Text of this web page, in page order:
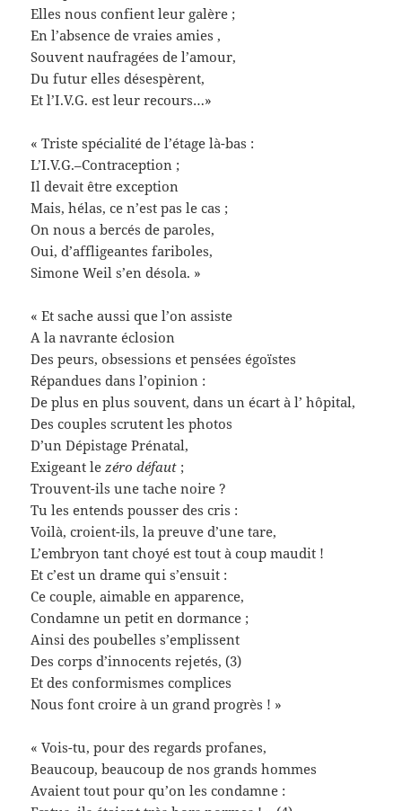
Elles nous confient leur galère ;
En l’absence de vraies amies ,
Souvent naufragées de l’amour,
Du futur elles désespèrent,
Et l’I.V.G. est leur recours…»
« Triste spécialité de l’étage là-bas :
L’I.V.G.–Contraception ;
Il devait être exception
Mais, hélas, ce n’est pas le cas ;
On nous a bercés de paroles,
Oui, d’affligeantes fariboles,
Simone Weil s’en désola. »
« Et sache aussi que l’on assiste
A la navrante éclosion
Des peurs, obsessions et pensées égoïstes
Répandues dans l’opinion :
De plus en plus souvent, dans un écart à l’ hôpital,
Des couples scrutent les photos
D’un Dépistage Prénatal,
Exigeant lezéro défaut ;
Trouvent-ils une tache noire ?
Tu les entends pousser des cris :
Voilà, croient-ils, la preuve d’une tare,
L’embryon tant choyé est tout à coup maudit !
Et c’est un drame qui s’ensuit :
Ce couple, aimable en apparence,
Condamne un petit en dormance ;
Ainsi des poubelles s’emplissent
Des corps d’innocents rejetés, (3)
Et des conformismes complices
Nous font croire à un grand progrès ! »
« Vois-tu, pour des regards profanes,
Beaucoup, beaucoup de nos grands hommes
Avaient tout pour qu’on les condamne :